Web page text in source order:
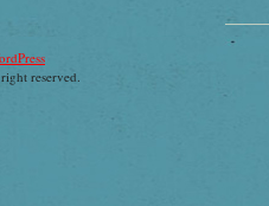
reserved.